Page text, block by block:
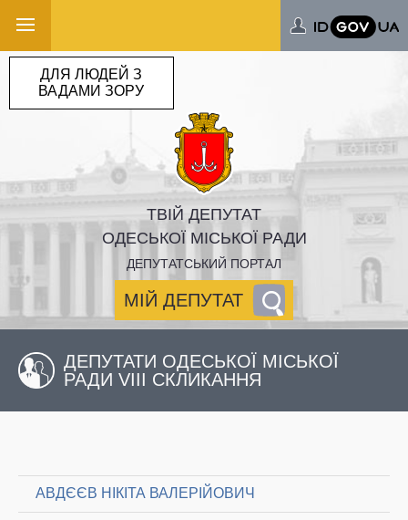
ТВІЙ ДЕПУТАТ
ОДЕСЬКОЇ МІСЬКОЇ РАДИ
ДЕПУТАТСЬКИЙ ПОРТАЛ
МІЙ ДЕПУТАТ
ДЛЯ ЛЮДЕЙ З
ВАДАМИ ЗОРУ
ДЕПУТАТИ ОДЕСЬКОЇ МІСЬКОЇ
РАДИ VIII СКЛИКАННЯ
АВДЄЄВ НІКІТА ВАЛЕРІЙОВИЧ